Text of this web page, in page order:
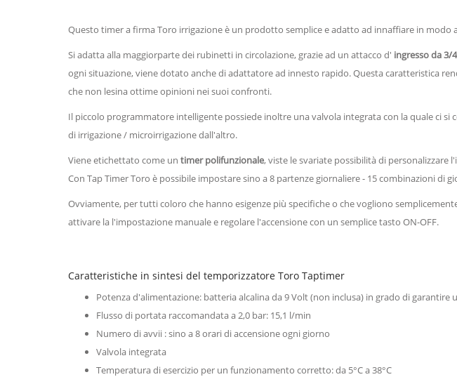
Questo timer a firma Toro irrigazione è un prodotto semplice e adatto ad innaffiare in modo
Si adatta alla maggiorparte dei rubinetti in circolazione, grazie ad un attacco d' ingresso da
ogni situazione, viene dotato anche di adattatore ad innesto rapido. Questa caratteristica
che non lesina ottime opinioni nei suoi confronti.
Il piccolo programmatore intelligente possiede inoltre una valvola integrata con la quale ci
di irrigazione / microirrigazione dall'altro.
Viene etichettato come un timer polifunzionale, viste le svariate possibilità di personalizzare
Con Tap Timer Toro è possibile impostare sino a 8 partenze giornaliere - 15 combinazioni di
Ovviamente, per tutti coloro che hanno esigenze più specifiche o che vogliono
attivare la l'impostazione manuale e regolare l'accensione con un semplice tasto ON-OFF.
Caratteristiche in sintesi del temporizzatore Toro Taptimer
Potenza d'alimentazione: batteria alcalina da 9 Volt (non inclusa) in grado di garantire
Flusso di portata raccomandata a 2,0 bar: 15,1 l/min
Numero di avvii : sino a 8 orari di accensione ogni giorno
Valvola integrata
Temperatura di esercizio per un funzionamento corretto: da 5°C a 38°C